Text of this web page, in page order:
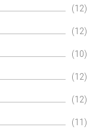
(12)
(12)
(10)
(12)
(12)
(11)